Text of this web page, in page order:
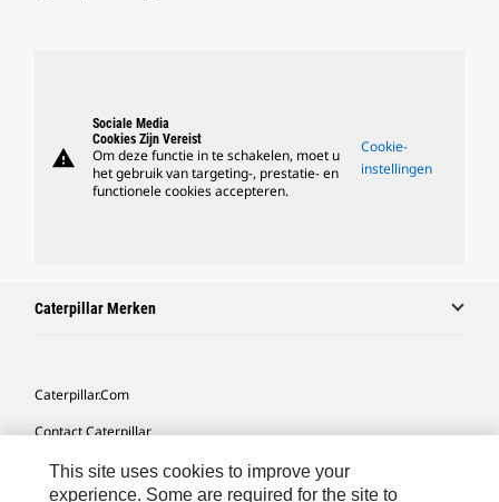
warning
Sociale Media
Cookies Zijn Vereist
Om deze functie in te schakelen, moet u
het gebruik van targeting-, prestatie- en
functionele cookies accepteren.
Cookie-
instellingen
Caterpillar Merken
Caterpillar.com
Contact Caterpillar
Mijn Marketingvoorkeuren
This site uses cookies to improve your
experience. Some are required for the site to